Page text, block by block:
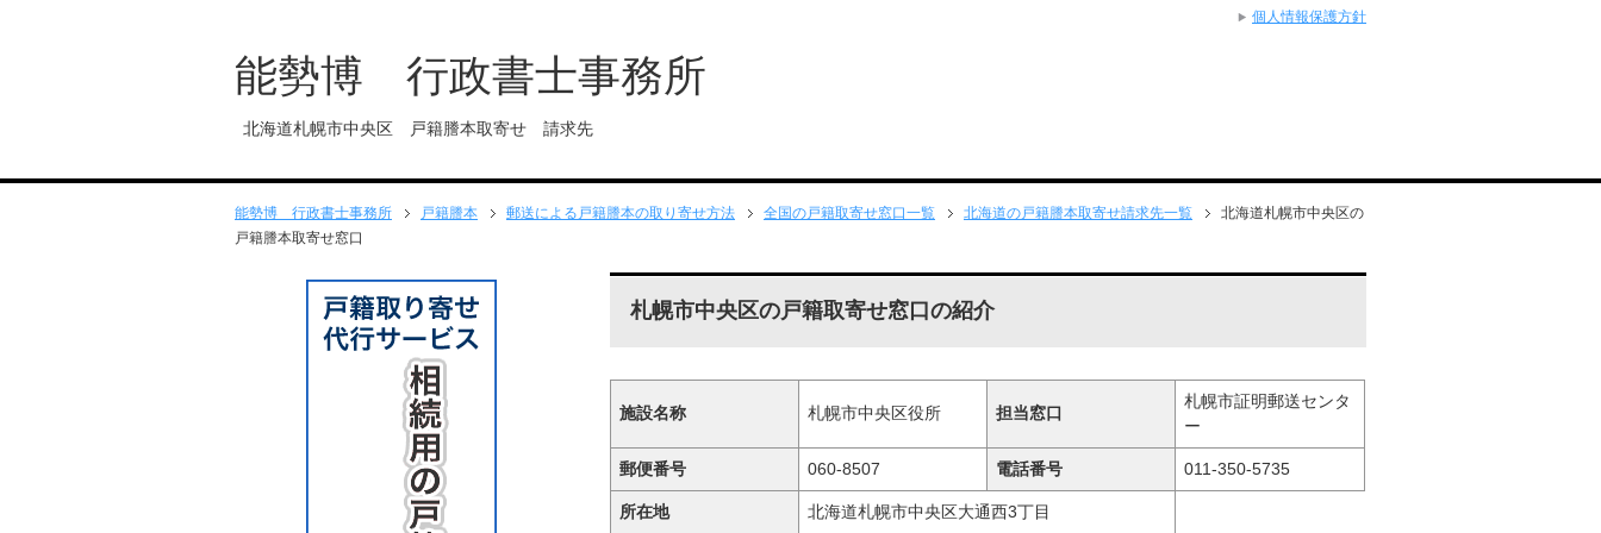
能勢博 行政書士事務所
北海道札幌市中央区 戸籍謄本取寄せ 請求先
能勢博 行政書士事務所 戸籍謄本 郵送による戸籍謄本の取り寄せ方法 全国の戸籍取寄せ窓口一覧 北海道の戸籍謄本取寄せ請求先一覧
北海道札幌市中央区の
戸籍謄本取寄せ窓口
札幌市中央区の戸籍取寄せ窓口の紹介
施設名称 札幌市中央区役所 担当窓口
札幌市証明郵送センタ
ー
郵便番号 060-8507 電話番号 011-350-5735
所在地 北海道札幌市中央区大通西3丁目
個人情報保護方針